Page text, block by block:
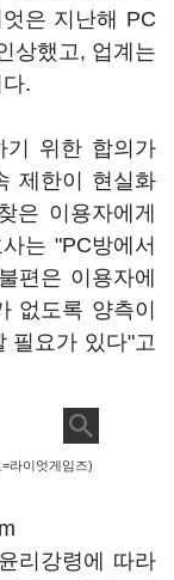
은 지난해 PC
상했고, 업계는
.
기 위한 합의가
제한이 현실화
은 이용자에게
는 "PC방에서
편은 이용자에
없도록 양측이
필요가 있다"고
라이엇게임즈)
리강령에 따라